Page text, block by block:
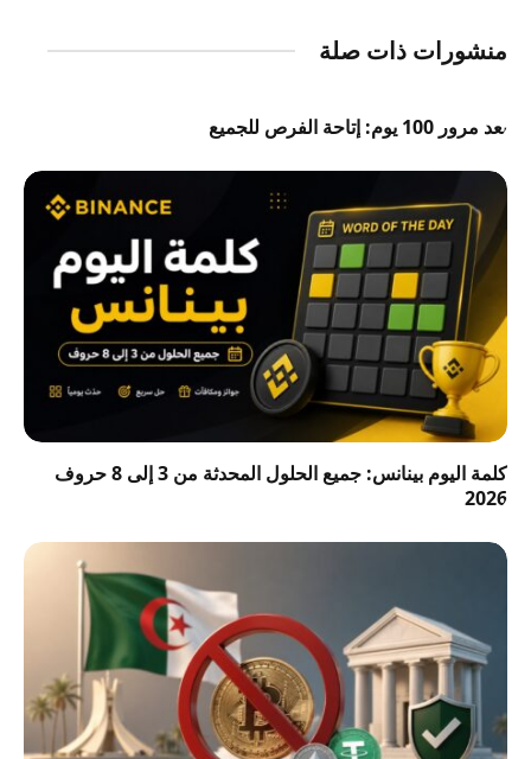
منشورات ذات صلة
بعد مرور 100 يوم: إتاحة الفرص للجميع
كلمة اليوم بينانس: جميع الحلول المحدثة من 3 إلى 8 حروف
2026